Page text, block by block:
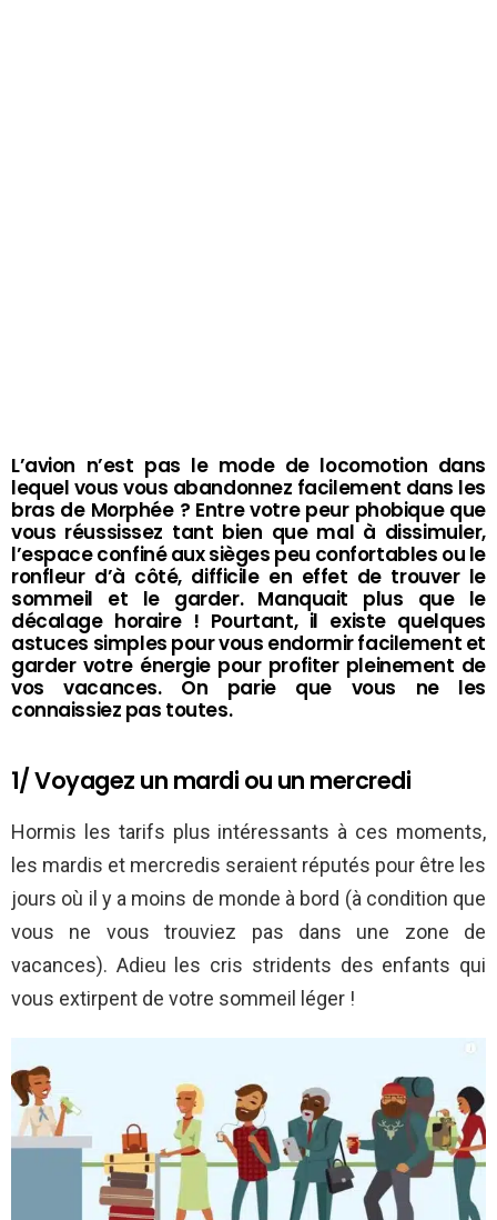
L’avion n’est pas le mode de locomotion dans
lequel vous vous abandonnez facilement dans les
bras de Morphée ? Entre votre peur phobique que
vous réussissez tant bien que mal à dissimuler,
l’espace confiné aux sièges peu confortables ou le
ronfleur d’à côté, difficile en effet de trouver le
sommeil et le garder. Manquait plus que le
décalage horaire ! Pourtant, il existe quelques
astuces simples pour vous endormir facilement et
garder votre énergie pour profiter pleinement de
vos vacances. On parie que vous ne les
connaissiez pas toutes.
1/ Voyagez un mardi ou un mercredi
Hormis les tarifs plus intéressants à ces moments,
les mardis et mercredis seraient réputés pour être les
jours où il y a moins de monde à bord (à condition que
vous ne vous trouviez pas dans une zone de
vacances). Adieu les cris stridents des enfants qui
vous extirpent de votre sommeil léger !